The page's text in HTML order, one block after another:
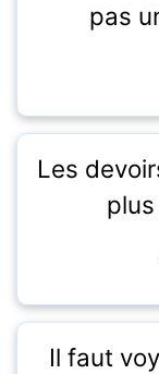
pas
Les
Il faut